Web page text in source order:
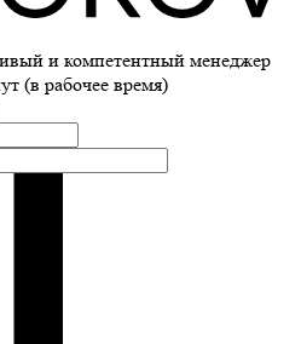
и компетентный менеджер
(в рабочее время)